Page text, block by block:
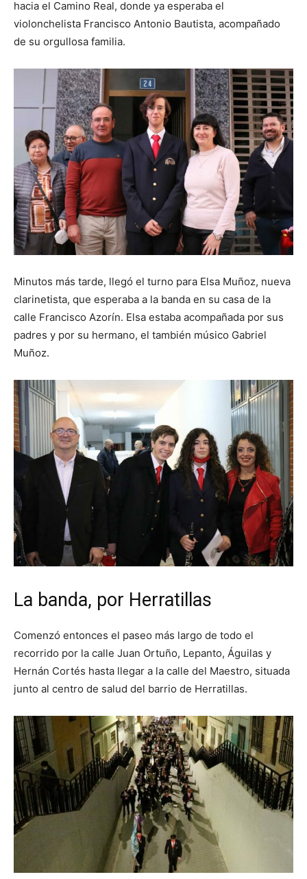
hacia el Camino Real, donde ya esperaba el
violonchelista Francisco Antonio Bautista, acompañado
de su orgullosa familia.
Minutos más tarde, llegó el turno para Elsa Muñoz, nueva
clarinetista, que esperaba a la banda en su casa de la
calle Francisco Azorín. Elsa estaba acompañada por sus
padres y por su hermano, el también músico Gabriel
Muñoz.
La banda, por Herratillas
Comenzó entonces el paseo más largo de todo el
recorrido por la calle Juan Ortuño, Lepanto, Águilas y
Hernán Cortés hasta llegar a la calle del Maestro, situada
junto al centro de salud del barrio de Herratillas.